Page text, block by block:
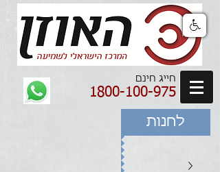
חייג חינם
1800-100-975
לחנות